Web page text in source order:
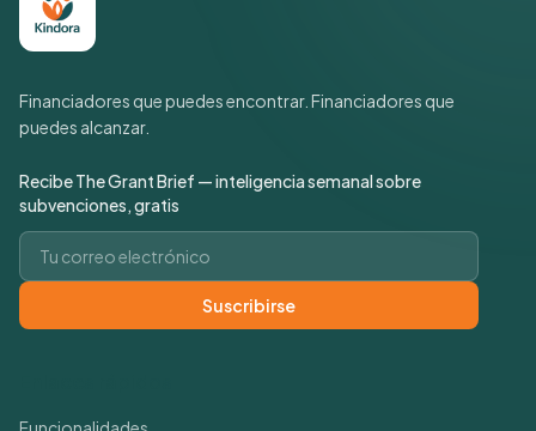
Financiadores que puedes encontrar. Financiadores que
puedes alcanzar.
Recibe The Grant Brief — inteligencia semanal sobre
subvenciones, gratis
Correo electrónico
Suscribirse